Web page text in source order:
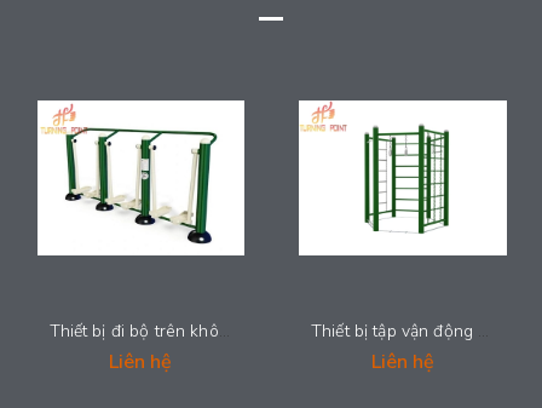
Thiết bị đi bộ trên không ba - T-Fit2039
Liên hệ
Thiết bị tập vận động đa năng - T-Fit2038
Liên hệ